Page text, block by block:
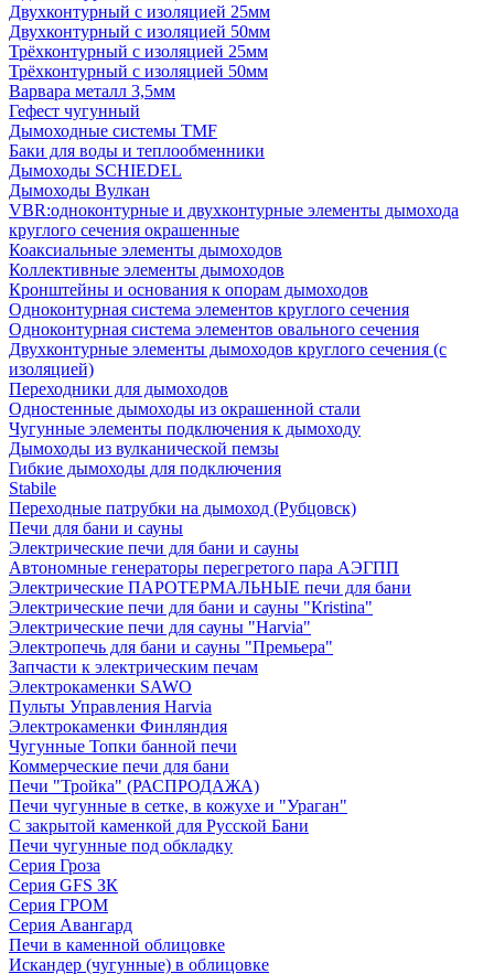
Двухконтурный с изоляцией 25мм
Двухконтурный с изоляцией 50мм
Трёхконтурный с изоляцией 25мм
Трёхконтурный с изоляцией 50мм
Варвара металл 3,5мм
Гефест чугунный
Дымоходные системы TMF
Баки для воды и теплообменники
Дымоходы SCHIEDEL
Дымоходы Вулкан
VBR:одноконтурные и двухконтурные элементы дымохода
круглого сечения окрашенные
Коаксиальные элементы дымоходов
Коллективные элементы дымоходов
Кронштейны и основания к опорам дымоходов
Одноконтурная система элементов круглого сечения
Одноконтурная система элементов овального сечения
Двухконтурные элементы дымоходов круглого сечения (с
изоляцией)
Переходники для дымоходов
Одностенные дымоходы из окрашенной стали
Чугунные элементы подключения к дымоходу
Дымоходы из вулканической пемзы
Гибкие дымоходы для подключения
Stabile
Переходные патрубки на дымоход (Рубцовск)
Печи для бани и сауны
Электрические печи для бани и сауны
Автономные генераторы перегретого пара АЭГПП
Электрические ПАРОТЕРМАЛЬНЫЕ печи для бани
Электрические печи для бани и сауны "Кristina"
Электрические печи для сауны "Harvia"
Электропечь для бани и сауны "Премьера"
Запчасти к электрическим печам
Электрокаменки SAWO
Пульты Управления Harvia
Электрокаменки Финляндия
Чугунные Топки банной печи
Коммерческие печи для бани
Печи "Тройка" (РАСПРОДАЖА)
Печи чугунные в сетке, в кожухе и "Ураган"
С закрытой каменкой для Русской Бани
Печи чугунные под обкладку
Серия Гроза
Серия GFS ЗК
Серия ГРОМ
Серия Авангард
Печи в каменной облицовке
Искандер (чугунные) в облицовке